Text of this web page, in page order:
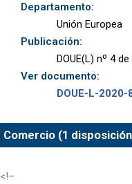
Departamento:
Unión Europea
Publicación:
DOUE(L) nº 4
Ver documento:
DOUE-L-2020-
Comercio (1
<!–